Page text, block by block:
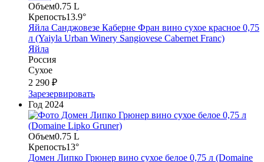
Объем0.75 L
Крепость13.9°
Яйла Санджовезе Каберне Фран вино сухое красное 0,75
л (Yaiyla Urban Winery Sangiovese Cabernet Franc)
Яйла
Россия
Сухое
2 290 ₽
Зарезервировать
Год 2024
Объем0.75 L
Крепость13°
Домен Липко Грюнер вино сухое белое 0,75 л (Domaine